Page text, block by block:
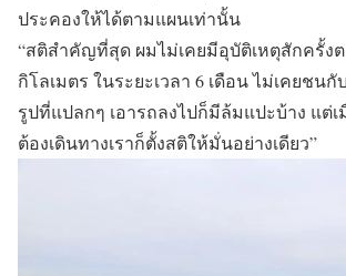
ประคองให้ได้ตามแผนเท่านั้น
“สติสำคัญที่สุด ผมไม่เคยมีอุบัติเหตุสักครั้งต
กิโลเมตร ในระยะเวลา 6 เดือน ไม่เคยชน
รูปที่แปลกๆ เอารถลงไปก็มีล้มแปะบ้าง แต่
ต้องเดินทางเราก็ตั้งสติให้มั่นอย่างเดียว”